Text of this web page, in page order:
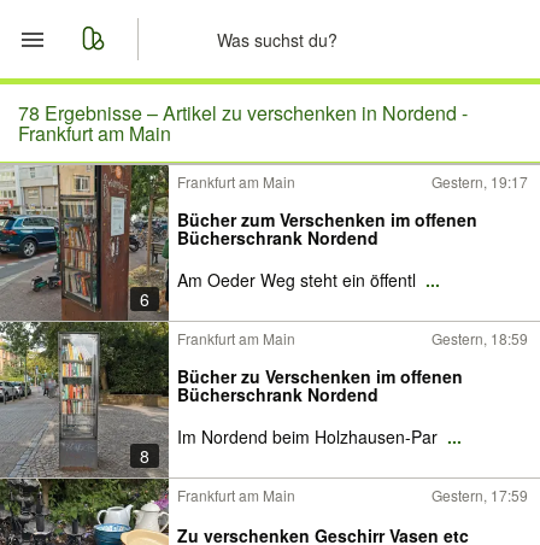
Start
Merkliste
Nachrichten
Anzeige aufgeben
78 Ergebnisse –Artikel zu verschenken in Nordend -
Frankfurt am Main
6
Frankfurt am Main Gestern, 19:17
Bücher zum Verschenken im offenen
Bücherschrank Nordend
Am Oeder Weg steht ein öffentl ...
8
Frankfurt am Main Gestern, 18:59
Bücher zu Verschenken im offenen
Bücherschrank Nordend
Im Nordend beim Holzhausen-Par ...
Frankfurt am Main Gestern, 17:59
Zu verschenken Geschirr Vasen etc